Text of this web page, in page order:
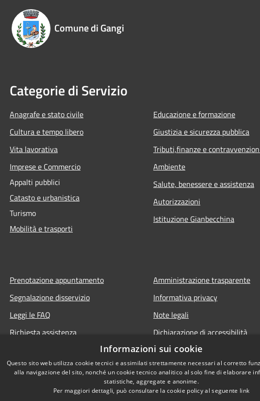
Comune di Gangi
Categorie di Servizio
Anagrafe e stato civile
Cultura e tempo libero
Vita lavorativa
Imprese e Commercio
Appalti pubblici
Catasto e urbanistica
Turismo
Mobilità e trasporti
Educazione e formazione
Giustizia e sicurezza pubblica
Tributi,finanze e
Ambiente
Salute, benessere e assistenza
Autorizzazioni
Istituzione Gianbecchina
Prenotazione appuntamento
Segnalazione disservizio
Leggi le FAQ
Richiesta assistenza
Amministrazione trasparente
Informativa privacy
Note legali
Dichiarazione di accessibilità
Informazioni sui cookie
Questo sito web utilizza cookie tecnici e assimilati strettamente necessari al corretto
alla navigazione del sito, nonché un cookie tecnico analitico al solo fine di elaborare
statistiche, aggregate e anonime.
Per maggiori dettagli, può consultare la cookie policy al seguente link